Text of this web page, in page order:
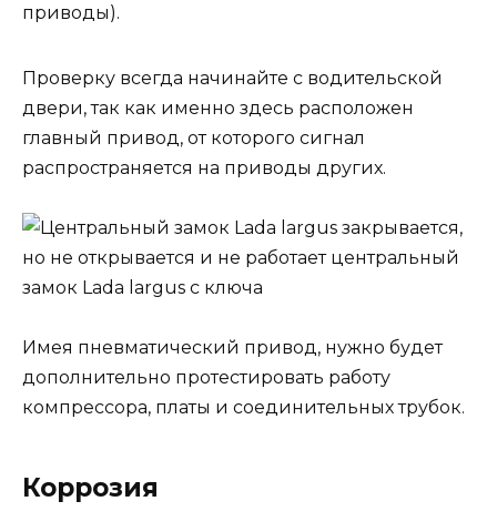
приводы).
Проверку всегда начинайте с водительской
двери, так как именно здесь расположен
главный привод, от которого сигнал
распространяется на приводы других.
Имея пневматический привод, нужно будет
дополнительно протестировать работу
компрессора, платы и соединительных трубок.
Коррозия